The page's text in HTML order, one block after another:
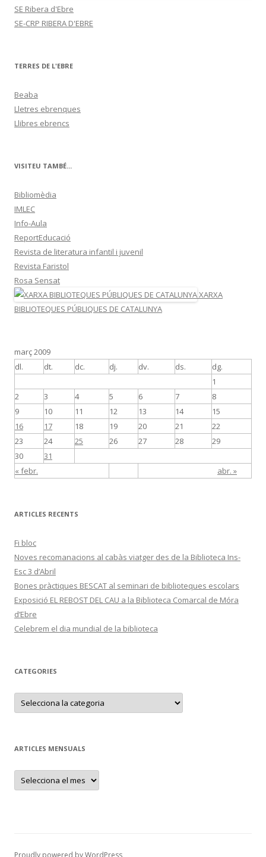
SE Ribera d'Ebre
SE-CRP RIBERA D'EBRE
TERRES DE L'EBRE
Beaba
Lletres ebrenques
Llibres ebrencs
VISITEU TAMBÉ...
Bibliomèdia
IMLEC
Info-Aula
ReportEducació
Revista de literatura infantil i juvenil
Revista Faristol
Rosa Sensat
XARXA
BIBLIOTEQUES PÚBLIQUES DE CATALUNYA
març 2009
dl.
dt. dc. dj. dv. ds. dg.
« febr. abr. »
1
2
3 4 5 6 7
8
9
10 11 12 13 14
15
16
17 18 19 20 21
22
23
24 25 26 27 28
29
30
31
ARTICLES RECENTS
Fi bloc
Noves recomanacions al cabàs viatger des de la Biblioteca Ins-
Esc 3 d’Abril
Bones pràctiques BESCAT al seminari de biblioteques escolars
Exposició EL REBOST DEL CAU a la Biblioteca Comarcal de Móra
d’Ebre
Celebrem el dia mundial de la biblioteca
CATEGORIES
C
t
r
i
s
ARTICLES MENSUALS
A
t
Proudly powered by WordPress